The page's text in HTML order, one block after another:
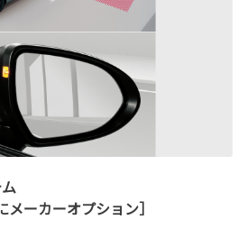
メーカーオプション］